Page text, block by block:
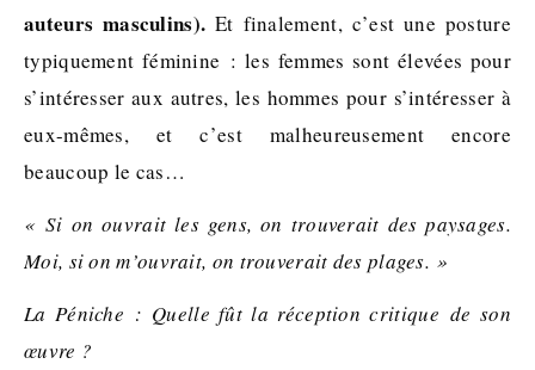
auteurs masculins). Et finalement, c’est une posture
typiquement féminine : les femmes sont élevées pour
s’intéresser aux autres, les hommes pour s’intéresser à
eux-mêmes, et c’est malheureusement encore
beaucoup le cas…
« Si on ouvrait les gens, on trouverait des paysages.
Moi, si on m’ouvrait, on trouverait des plages. »
La Péniche : Quelle fût la réception critique de son
œuvre ?